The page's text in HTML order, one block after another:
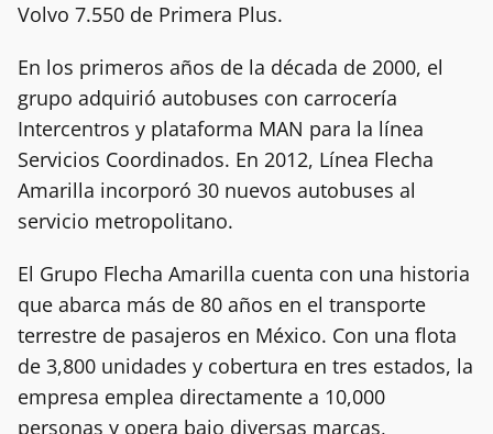
Volvo 7.550 de Primera Plus.
En los primeros años de la década de 2000, el
grupo adquirió autobuses con carrocería
Intercentros y plataforma MAN para la línea
Servicios Coordinados. En 2012, Línea Flecha
Amarilla incorporó 30 nuevos autobuses al
servicio metropolitano.
El Grupo Flecha Amarilla cuenta con una historia
que abarca más de 80 años en el transporte
terrestre de pasajeros en México. Con una flota
de 3,800 unidades y cobertura en tres estados, la
empresa emplea directamente a 10,000
personas y opera bajo diversas marcas,